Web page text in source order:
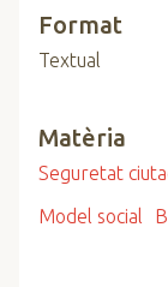
Format
Textual
Matèria
Seguretat
Model social